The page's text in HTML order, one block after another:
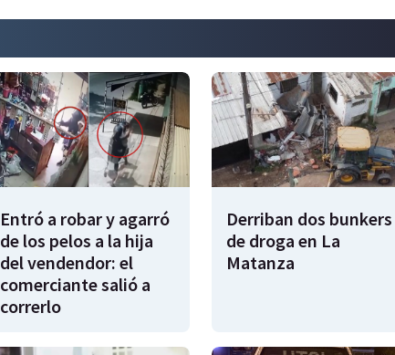
Entró a robar y agarró
de los pelos a la hija
del vendendor: el
comerciante salió a
correrlo
Derriban dos bunkers
de droga en La
Matanza